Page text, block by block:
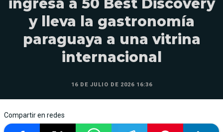
y lleva la gastronomía
paraguaya a una vitrina
internacional
16 DE JULIO DE 2026 16:36
Compartir en redes